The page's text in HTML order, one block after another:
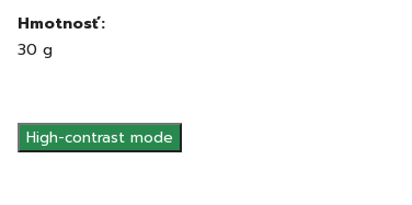
Hmotnosť:
30 g
High-contrast mode